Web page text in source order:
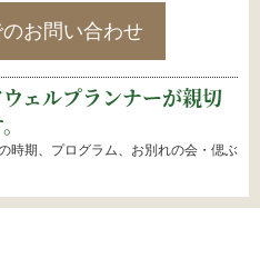
お問い合わせ
ェルプランナーが親切
時期、プログラム、お別れの会・偲ぶ